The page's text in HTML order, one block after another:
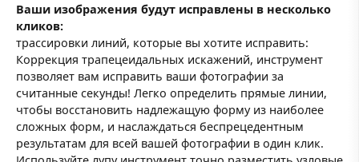
Ваши изображения будут исправлены в несколько
кликов:
трассировки линий, которые вы хотите исправить:
Коррекция трапецеидальных искажений, инструмент
позволяет вам исправить ваши фотографии за
считанные секунды! Легко определить прямые линии,
чтобы восстановить надлежащую форму из наиболее
сложных форм, и наслаждаться беспрецедентным
результатам для всей вашей фотографии в один клик.